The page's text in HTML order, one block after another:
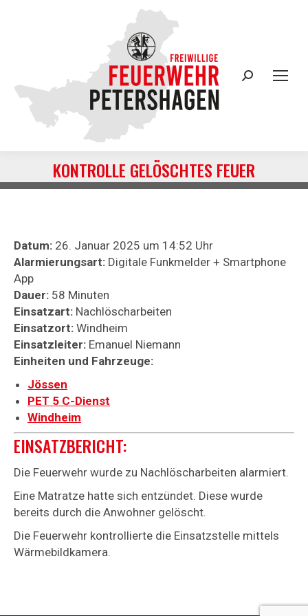
Search:
KONTROLLE GELÖSCHTES FEUER
Sie befinden sich hier:
Datum: 26. Januar 2025 um 14:52 Uhr
Alarmierungsart: Digitale Funkmelder + Smartphone
App
Dauer: 58 Minuten
Einsatzart: Nachlöscharbeiten
Einsatzort: Windheim
Einsatzleiter: Emanuel Niemann
Einheiten und Fahrzeuge:
Jössen
PET 5 C-Dienst
Windheim
EINSATZBERICHT:
Die Feuerwehr wurde zu Nachlöscharbeiten alarmiert.
Eine Matratze hatte sich entzündet. Diese wurde
bereits durch die Anwohner gelöscht.
Die Feuerwehr kontrollierte die Einsatzstelle mittels
Wärmebildkamera.